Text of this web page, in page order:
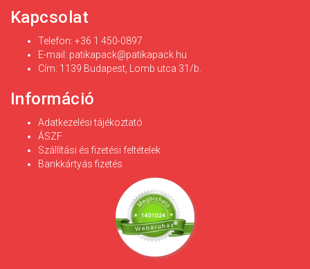
Kapcsolat
Telefon: +36 1 450-0897
E-mail: patikapack@patikapack.hu
Cím: 1139 Budapest, Lomb utca 31/b.
Információ
Adatkezelési tájékoztató
ÁSZF
Szállítási és fizetési feltételek
Bankkártyás fizetés